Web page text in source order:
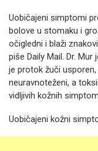
Uobičajeni simptomi
bolove u stomaku i
očigledni i blaži
piše Daily Mail. Dr.
je protok žuči
neuravnoteženi, a
vidljivih kožnih
Uobičajeni kožni